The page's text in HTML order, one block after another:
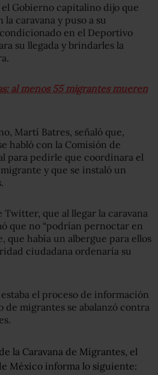
Gobierno capitalino dijo que
caravana y puso a su
en el Deportivo
su llegada y brindarles la
al menos 55 migrantes mueren
Martí Batres, señaló que,
habló con la Comisión de
para pedirle que coordinara el
y que se instaló un
Twitter, que al llegar la caravana
que no “podrían pernoctar en
que había un albergue para ellos
ciudadana ordenaría su
el proceso de información
migrantes se abalanzó contra
la Caravana de Migrantes, el
México informa lo siguiente: